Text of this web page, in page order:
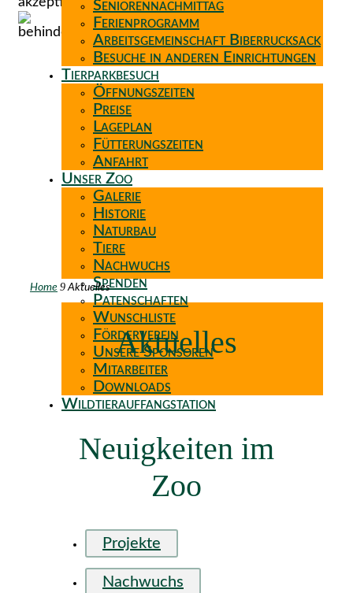
Seniorennachmittag
Ferienprogramm
Arbeitsgemeinschaft Biberrucksack
Besuche in anderen Einrichtungen
Tierparkbesuch
Öffnungszeiten
Preise
Lageplan
Fütterungszeiten
Anfahrt
Unser Zoo
Galerie
Historie
Naturbau
Tiere
Nachwuchs
Spenden
Patenschaften
Wunschliste
Förderverein
Unsere Sponsoren
Mitarbeiter
Downloads
Wildtierauffangstation
Home 9 Aktuelles
Aktuelles
Neuigkeiten im
Zoo
Projekte
Nachwuchs